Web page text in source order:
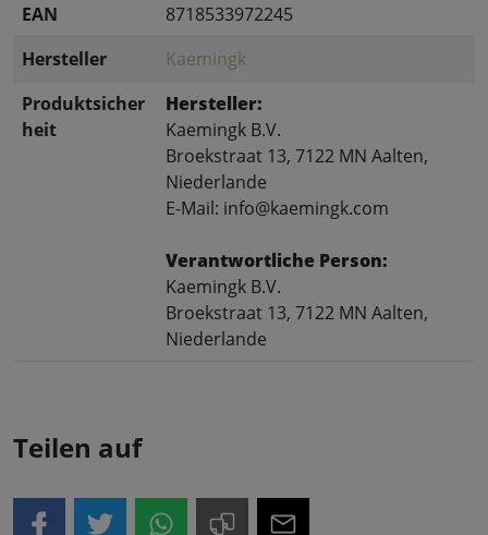
EAN
8718533972245
Hersteller
Kaemingk
Produktsicher
heit
Hersteller:
Kaemingk B.V.
Broekstraat 13, 7122 MN Aalten,
Niederlande
E-Mail: info@kaemingk.com
Verantwortliche Person:
Kaemingk B.V.
Broekstraat 13, 7122 MN Aalten,
Niederlande
Teilen auf